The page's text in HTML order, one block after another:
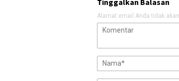
Alamat email Anda tidak